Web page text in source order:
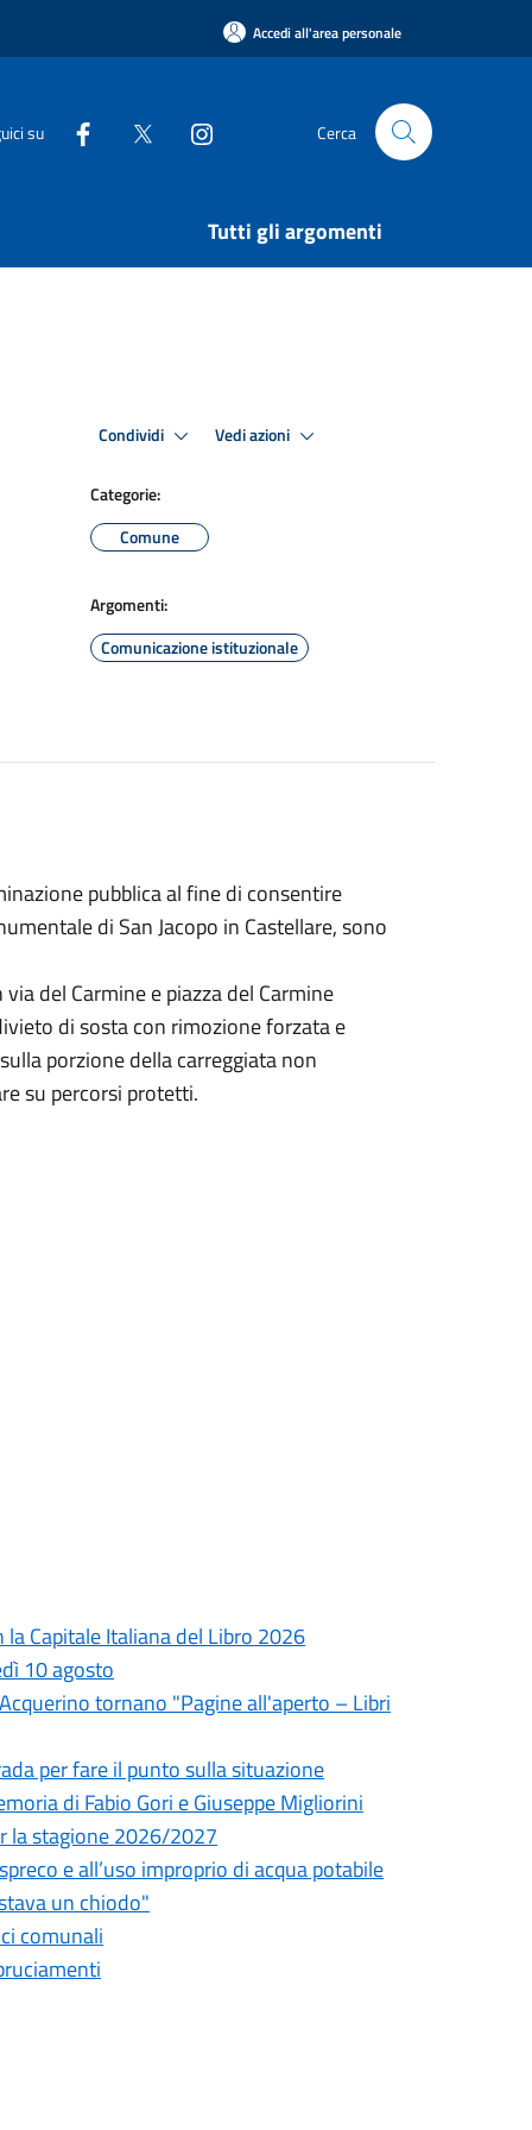
Accedi all'area personale
su Cerca
Tutti gli argomenti
Condividi Vedi azioni
Categorie:
Comune
Argomenti:
Comunicazione istituzionale
pubblica al fine di consentire
di San Jacopo in Castellare, sono
del Carmine e piazza del Carmine
di sosta con rimozione forzata e
porzione della carreggiata non
su percorsi protetti.
Capitale Italiana del Libro 2026
10 agosto
tornano "Pagine all'aperto – Libri
per fare il punto sulla situazione
di Fabio Gori e Giuseppe Migliorini
la stagione 2026/2027
e all’uso improprio di acqua potabile
un chiodo"
comunali